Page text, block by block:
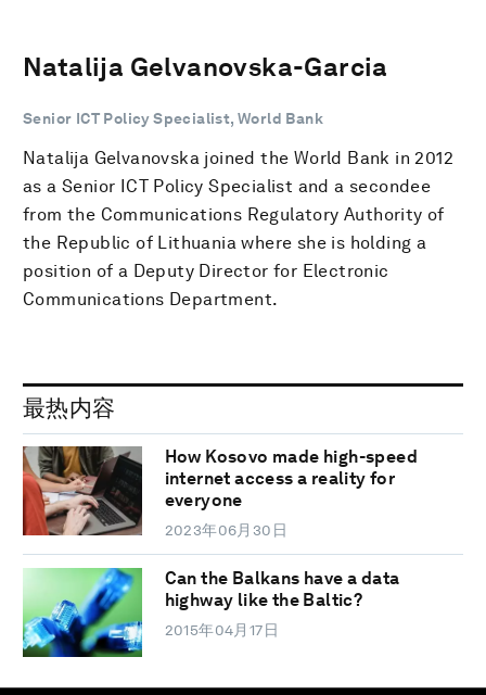
Natalija Gelvanovska-Garcia
Senior ICT Policy Specialist, World Bank
Natalija Gelvanovska joined the World Bank in 2012
as a Senior ICT Policy Specialist and a secondee
from the Communications Regulatory Authority of
the Republic of Lithuania where she is holding a
position of a Deputy Director for Electronic
Communications Department.
最热内容
How Kosovo made high-speed
internet access a reality for
everyone
2023年06月30日
Can the Balkans have a data
highway like the Baltic?
2015年04月17日